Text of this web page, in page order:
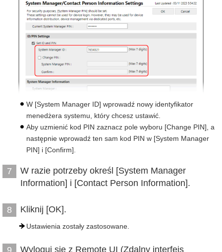
W [System Manager ID] wprowadź nowy identyfikator
menedżera systemu, który chcesz ustawić.
Aby uzmienić kod PIN zaznacz pole wyboru [Change PIN], a
następnie wprowadź ten sam kod PIN w [System Manager
PIN] i [Confirm].
7
W razie potrzeby określ [System Manager
Information] i [Contact Person Information].
8 Kliknij [OK].
Ustawienia zostały zastosowane.
Wyloguj się z Remote UI (Zdalny interfejs